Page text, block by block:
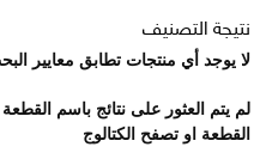
نتيجة التصنيف
لا يوجد أي منتجات تطابق معايير
لم يتم العثور على نتائج باسم
القطعة او تصفح الكتالوج